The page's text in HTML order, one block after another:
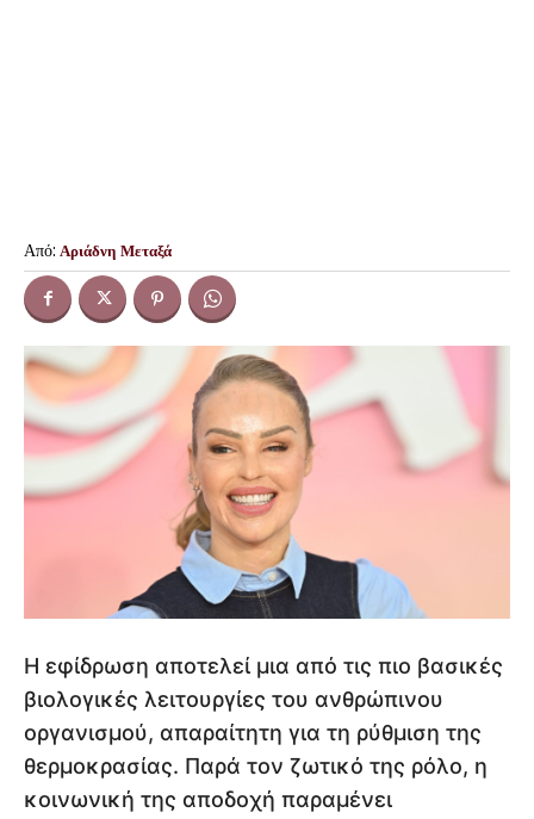
Από: Αριάδνη Μεταξά
Η εφίδρωση αποτελεί μια από τις πιο βασικές
βιολογικές λειτουργίες του ανθρώπινου
οργανισμού, απαραίτητη για τη ρύθμιση της
θερμοκρασίας. Παρά τον ζωτικό της ρόλο, η
κοινωνική της αποδοχή παραμένει